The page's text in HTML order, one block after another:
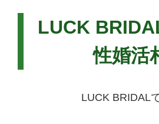
LUCK
性婚活
LUCK BRIDAL